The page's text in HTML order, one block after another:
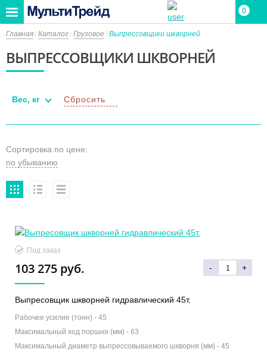
0
Главная Каталог Грузовое Выпрессовщики шкворней
ВЫПРЕССОВЩИКИ ШКВОРНЕЙ
Вес, кг Сбросить
Сортировка по цене:
Под заказ
103 275 руб. - +
Выпресовщик шкворней гидравлический 45т.
Рабочее усилие (тонн) - 45
Максимальный ход поршня (мм) - 63
Максимальный диаметр выпрессовываемого шкворня (мм) - 45